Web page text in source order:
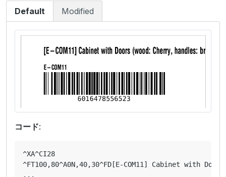
Default Modified
コード:
^XA^CI28
^FT100,80^A0N,40,30^FD[E-COM11] Cabinet with
...